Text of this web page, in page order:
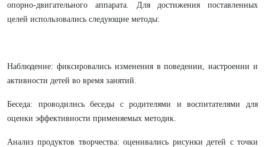
опорно-двигательного аппарата. Для достижения поставленных
целей использовались следующие методы:
Наблюдение: фиксировались изменения в поведении, настроении и
активности детей во время занятий.
Беседа: проводились беседы с родителями и воспитателями для
оценки эффективности применяемых методик.
Анализ продуктов творчества: оценивались рисунки детей с точки